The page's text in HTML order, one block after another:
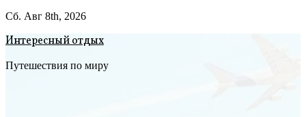
Сб. Авг 8th, 2026
Интересный отдых
Путешествия по миру